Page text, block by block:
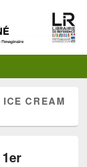
ICE CREAM